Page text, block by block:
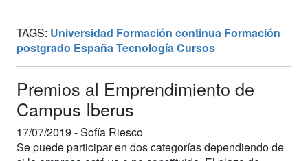
TAGS: Universidad Formación continua Formación
postgrado España Tecnología Cursos
Premios al Emprendimiento de
Campus Iberus
17/07/2019 -Sofía Riesco
Se puede participar en dos categorías dependiendo de